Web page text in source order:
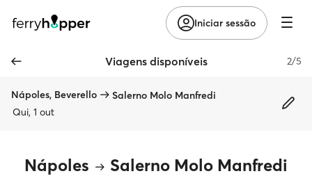
Iniciar sessão
Viagens disponíveis 2/5
Nápoles, Beverello
Salerno Molo Manfredi
Qui, 1 out
Nápoles Salerno Molo Manfredi